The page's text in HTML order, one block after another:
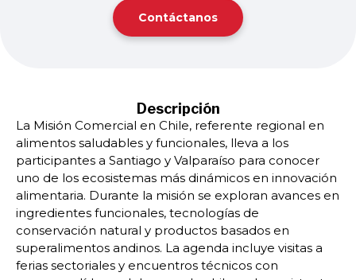
Contáctanos
Descripción
La Misión Comercial en Chile, referente regional en
alimentos saludables y funcionales, lleva a los
participantes a Santiago y Valparaíso para conocer
uno de los ecosistemas más dinámicos en innovación
alimentaria. Durante la misión se exploran avances en
ingredientes funcionales, tecnologías de
conservación natural y productos basados en
superalimentos andinos. La agenda incluye visitas a
ferias sectoriales y encuentros técnicos con